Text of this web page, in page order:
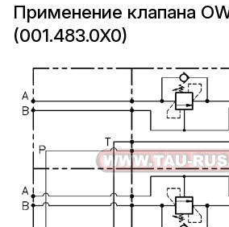
Применение клапана
(001.483.0X0)